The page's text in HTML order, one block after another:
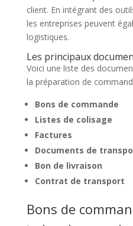
client. En intégrant des
les entreprises peuvent
logistiques.
Les principaux
Voici une liste des
la préparation de
Bons de commande
Listes de colisage
Factures
Documents de
Bon de livraison
Contrat de transport
Bons de